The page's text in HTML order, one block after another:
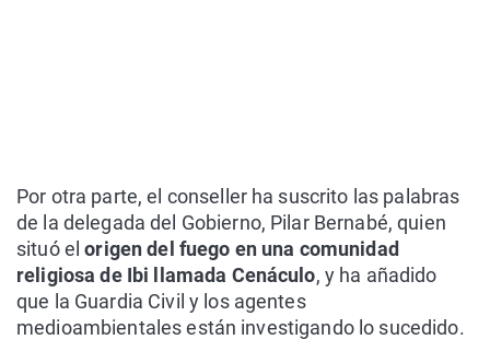
Por otra parte, el conseller ha suscrito las palabras
de la delegada del Gobierno, Pilar Bernabé, quien
situó elorigen del fuego en una comunidad
religiosa de Ibi llamada Cenáculo, y ha añadido
que la Guardia Civil y los agentes
medioambientales están investigando lo sucedido.